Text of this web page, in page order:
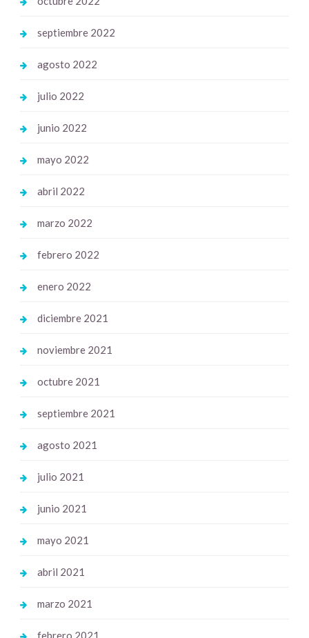
septiembre 2022
agosto 2022
julio 2022
junio 2022
mayo 2022
abril 2022
marzo 2022
febrero 2022
enero 2022
diciembre 2021
noviembre 2021
octubre 2021
septiembre 2021
agosto 2021
julio 2021
junio 2021
mayo 2021
abril 2021
marzo 2021
febrero 2021